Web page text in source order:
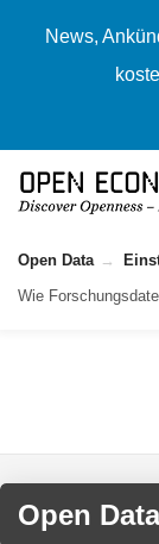
News,
Open Data
Wie